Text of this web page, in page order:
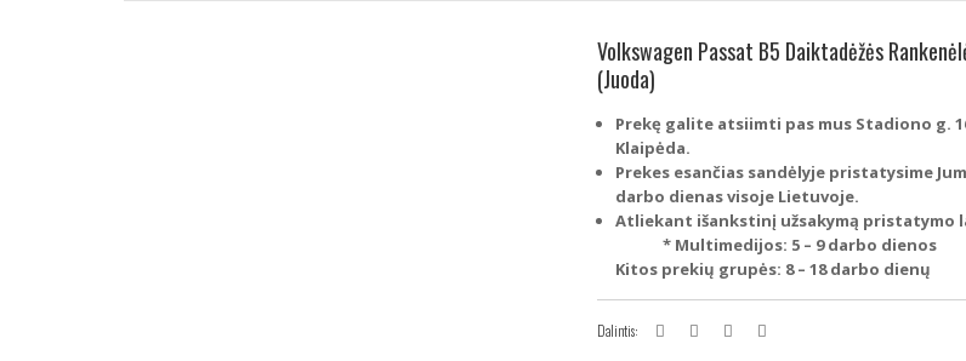
Volkswagen Passat B5 Daiktadėžės
(Juoda)
Prekę galite atsiimti pas mus Stadiono g.
Klaipėda.
Prekes esančias sandėlyje pristatysime
darbo dienas visoje Lietuvoje.
Atliekant išankstinį užsakymą pristatymo
* Multimedijos: 5 – 9 darbo dienos
Kitos prekių grupės: 8 – 18 darbo dienų
Dalintis: